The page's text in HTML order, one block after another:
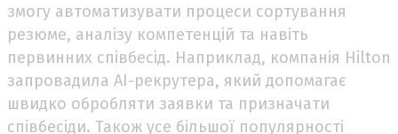
змогу автоматизувати процеси сортування
резюме, аналізу компетенцій та навіть
первинних співбесід. Наприклад, компанія Hilton
запровадила AI-рекрутера, який допомагає
швидко обробляти заявки та призначати
співбесіди. Також усе більшої популярності